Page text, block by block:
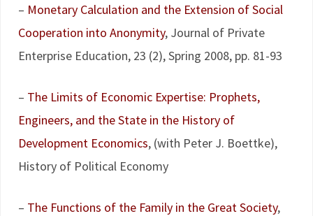
– Monetary Calculation and the Extension of Social
Cooperation into Anonymity, Journal of Private
Enterprise Education, 23 (2), Spring 2008, pp. 81-93
– The Limits of Economic Expertise: Prophets,
Engineers, and the State in the History of
Development Economics, (with Peter J. Boettke),
History of Political Economy
– The Functions of the Family in the Great Society,